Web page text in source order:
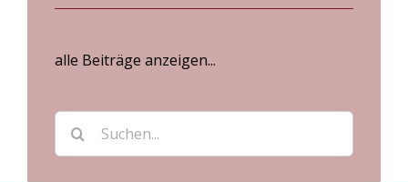
alle Beiträge anzeigen...
Suche
nach: